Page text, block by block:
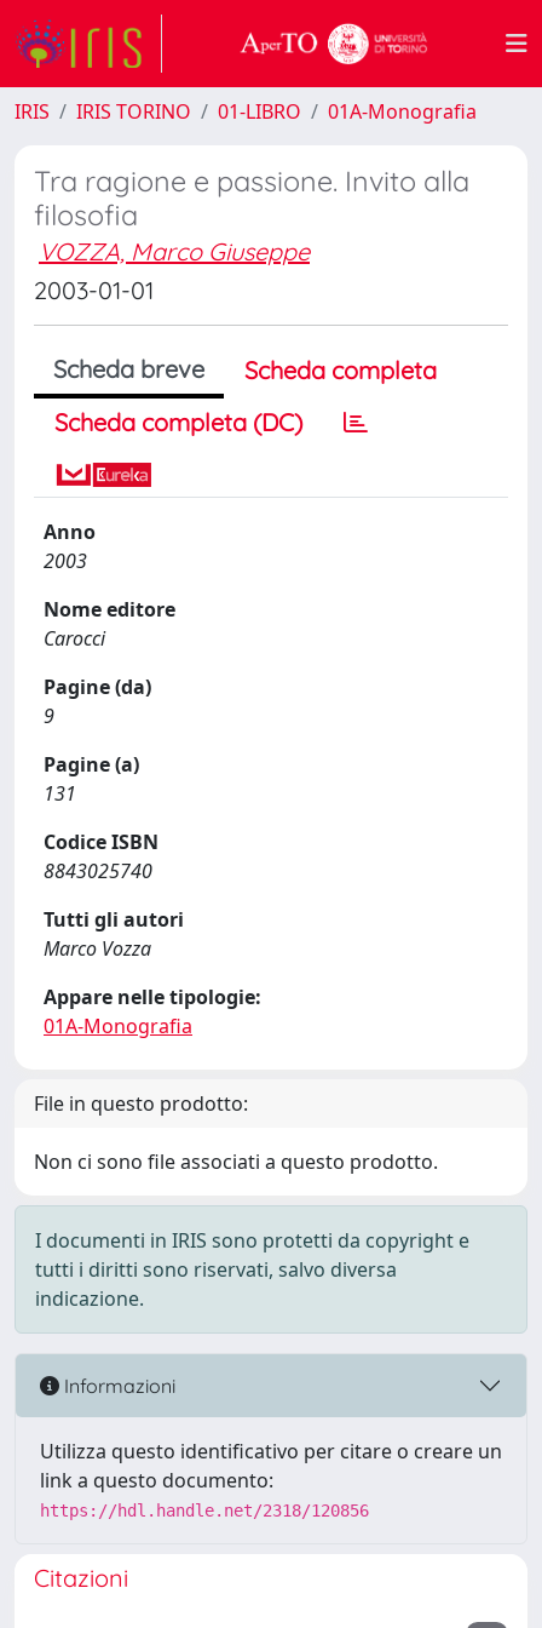
IRIS IRIS TORINO 01-LIBRO 01A-Monografia
Tra ragione e passione. Invito alla
filosofia
VOZZA, Marco Giuseppe
2003-01-01
Scheda breve
Scheda completa
Scheda completa (DC)
Anno
2003
Nome editore
Carocci
Pagine (da)
9
Pagine (a)
131
Codice ISBN
8843025740
Tutti gli autori
Marco Vozza
Appare nelle tipologie:
01A-Monografia
File in questo prodotto:
Non ci sono file associati a questo prodotto.
I documenti in IRIS sono protetti da copyright e
tutti i diritti sono riservati, salvo diversa
indicazione.
Informazioni
Utilizza questo identificativo per citare o creare un
link a questo documento:
https://hdl.handle.net/2318/120856
Citazioni